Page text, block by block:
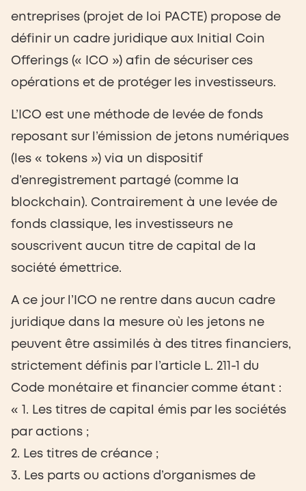
entreprises (projet de loi PACTE) propose de
définir un cadre juridique aux Initial Coin
Offerings (« ICO ») afin de sécuriser ces
opérations et de protéger les investisseurs.
L’ICO est une méthode de levée de fonds
reposant sur l’émission de jetons numériques
(les « tokens ») via un dispositif
d’enregistrement partagé (comme la
blockchain). Contrairement à une levée de
fonds classique, les investisseurs ne
souscrivent aucun titre de capital de la
société émettrice.
A ce jour l’ICO ne rentre dans aucun cadre
juridique dans la mesure où les jetons ne
peuvent être assimilés à des titres financiers,
strictement définis par l’article L. 211-1 du
Code monétaire et financier comme étant :
« 1. Les titres de capital émis par les sociétés
par actions ;
2. Les titres de créance ;
3. Les parts ou actions d’organismes de